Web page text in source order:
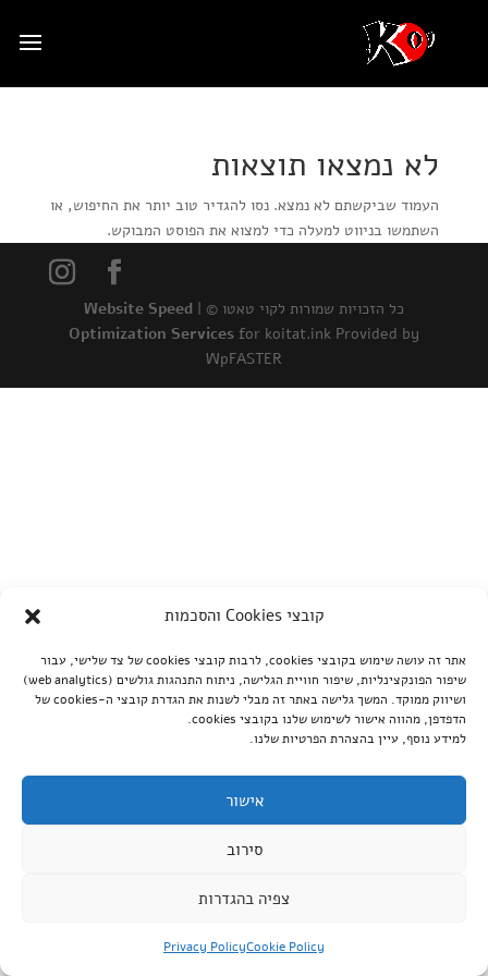
קובצי Cookies והסכמות
אתר זה עושה שימוש בקובצי cookies, לרבות קובצי cookies של צד שלישי, עבור
שיפור הפונקצינליות, שיפור חוויית הגלישה, ניתוח התנהגות גולשים (web analytics)
ושיווק ממוקד. המשך גלישה באתר זה מבלי לשנות את הגדרת קובצי ה-cookies של
הדפדפן, מהווה אישור לשימוש שלנו בקובצי cookies.
למידע נוסף, עיין בהצהרת הפרטיות שלנו.
אישור
סירוב
צפיה בהגדרות
Cookie Policy
Privacy Policy
לא נמצאו תוצאות
העמוד שביקשתם לא נמצא. נסו להגדיר טוב יותר את החיפוש, או
השתמשו בניווט למעלה כדי למצוא את הפוסט המבוקש.
כל הזכויות שמורות לקוי טאטו © | Website Speed
Optimization Services for koitat.ink Provided by
WpFASTER